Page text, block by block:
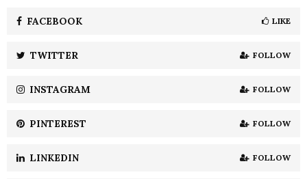
H
FACEBOOK LIKE
TWITTER FOLLOW
INSTAGRAM FOLLOW
PINTEREST FOLLOW
LINKEDIN FOLLOW